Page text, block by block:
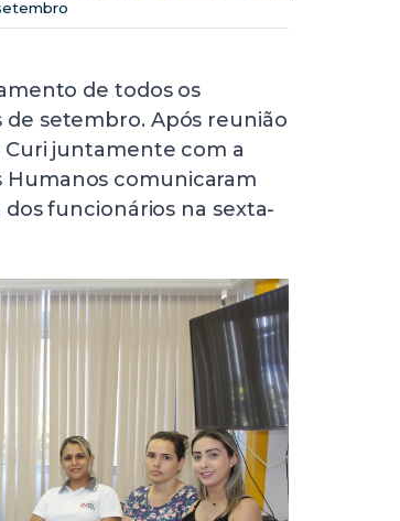
de todos os
setembro. Após reunião
juntamente com a
Humanos comunicaram
funcionários na sexta-